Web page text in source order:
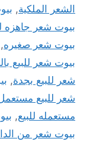
الشعر الملكية,
بيوت شعر جاهزه
بيوت شعر صغيره,
بيوت شعر للبيع
شعر للبيع بجدة,
شعر للبيع
مستعمله للبيع,
بيوت شعر من